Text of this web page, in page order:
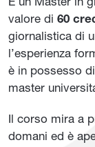
valore di 60
giornalistica di
l’esperienza
è in possesso
master
Il corso mira a
domani ed è